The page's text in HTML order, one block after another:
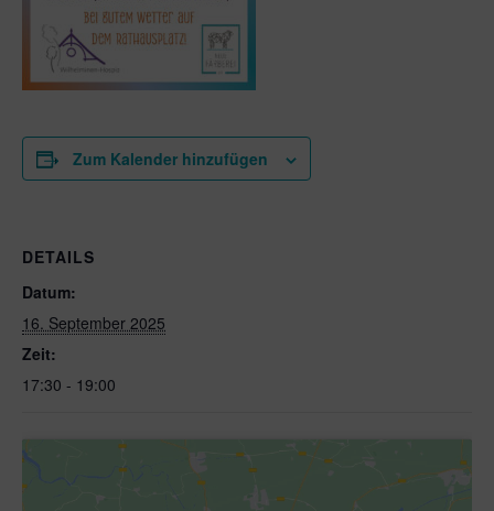
Zum Kalender hinzufügen
DETAILS
Datum:
16. September 2025
Zeit:
17:30 - 19:00